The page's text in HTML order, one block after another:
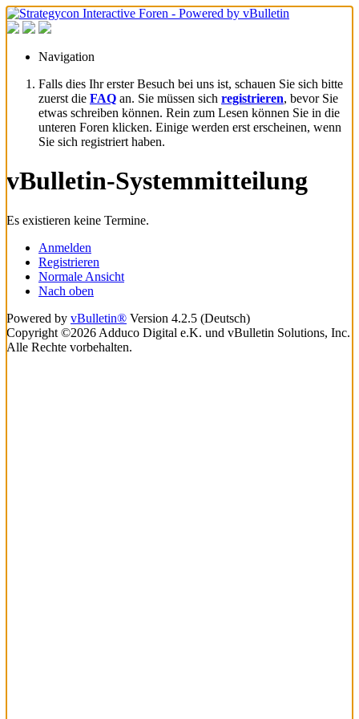
Navigation
Falls dies Ihr erster Besuch bei uns ist, schauen Sie sich bitte
zuerst die FAQ an. Sie müssen sich registrieren, bevor Sie
etwas schreiben können. Rein zum Lesen können Sie in die
unteren Foren klicken. Einige werden erst erscheinen, wenn
Sie sich registriert haben.
vBulletin-Systemmitteilung
Es existieren keine Termine.
Anmelden
Registrieren
Normale Ansicht
Nach oben
Powered by vBulletin® Version 4.2.5 (Deutsch)
Copyright ©2026 Adduco Digital e.K. und vBulletin Solutions, Inc.
Alle Rechte vorbehalten.